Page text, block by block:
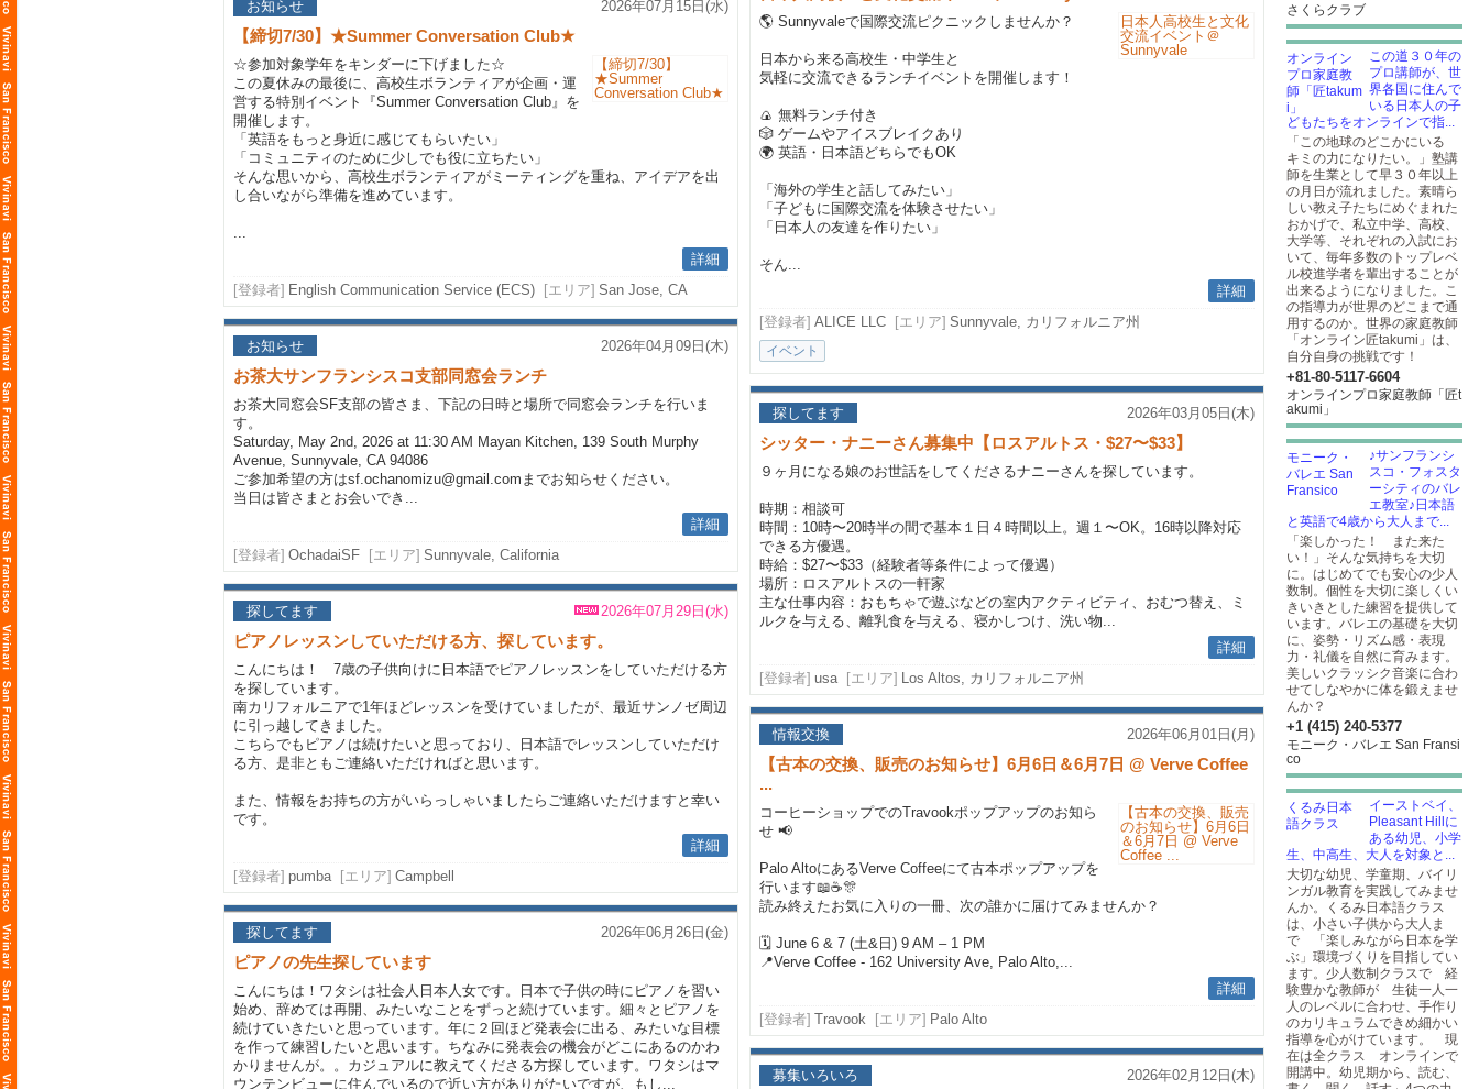
お知らせ 2026年07月15日(水)
【締切7/30】★Summer Conversation Club★
☆参加対象学年をキンダーに下げました☆
この夏休みの最後に、高校生ボランティアが企画・運
営する特別イベント『Summer Conversation Club』を
開催します。
「英語をもっと身近に感じてもらいたい」
「コミュニティのために少しでも役に立ちたい」
そんな思いから、高校生ボランティアがミーティングを重ね、アイデアを出
し合いながら準備を進めています。
...
詳細
[登録者] English Communication Service (ECS) [エリア] San Jose, CA
お知らせ 2026年04月09日(木)
お茶大サンフランシスコ支部同窓会ランチ
お茶大同窓会SF支部の皆さま、下記の日時と場所で同窓会ランチを行いま
す。
Saturday, May 2nd, 2026 at 11:30 AM Mayan Kitchen, 139 South Murphy
Avenue, Sunnyvale, CA 94086
ご参加希望の方はsf.ochanomizu@gmail.comまでお知らせください。
当日は皆さまとお会いでき...
詳細
[登録者] OchadaiSF [エリア] Sunnyvale, California
探してます 2026年07月29日(水)
ピアノレッスンしていただける方、探しています。
こんにちは！ 7歳の子供向けに日本語でピアノレッスンをしていただける方
を探しています。
南カリフォルニアで1年ほどレッスンを受けていましたが、最近サンノゼ周辺
に引っ越してきました。
こちらでもピアノは続けたいと思っており、日本語でレッスンしていただけ
る方、是非ともご連絡いただければと思います。
また、情報をお持ちの方がいらっしゃいましたらご連絡いただけますと幸い
です。
詳細
[登録者] pumba [エリア] Campbell
探してます 2026年06月26日(金)
ピアノの先生探しています
こんにちは！ワタシは社会人日本人女です。日本で子供の時にピアノを習い
始め、辞めては再開、みたいなことをずっと続けています。細々とピアノを
続けていきたいと思っています。年に２回ほど発表会に出る、みたいな目標
を作って練習したいと思います。ちなみに発表会の機会がどこにあるのかわ
かりませんが。。カジュアルに教えてくださる方探しています。ワタシはマ
ウンテンビューに住んでいるので近い方がありがたいですが、もし...
🌎 Sunnyvaleで国際交流ピクニックしませんか？
日本から来る高校生・中学生と
気軽に交流できるランチイベントを開催します！
🍙 無料ランチ付き
🎲 ゲームやアイスブレイクあり
🌍 英語・日本語どちらでもOK
「海外の学生と話してみたい」
「子どもに国際交流を体験させたい」
「日本人の友達を作りたい」
そん...
詳細
[登録者] ALICE LLC [エリア] Sunnyvale, カリフォルニア州
イベント
探してます 2026年03月05日(木)
シッター・ナニーさん募集中【ロスアルトス・$27〜$33】
９ヶ月になる娘のお世話をしてくださるナニーさんを探しています。
時期：相談可
時間：10時〜20時半の間で基本１日４時間以上。週１〜OK。16時以降対応
できる方優遇。
時給：$27〜$33（経験者等条件によって優遇）
場所：ロスアルトスの一軒家
主な仕事内容：おもちゃで遊ぶなどの室内アクティビティ、おむつ替え、ミ
ルクを与える、離乳食を与える、寝かしつけ、洗い物...
詳細
[登録者] usa [エリア] Los Altos, カリフォルニア州
情報交換 2026年06月01日(月)
【古本の交換、販売のお知らせ】6月6日＆6月7日 @ Verve Coffee
...
コーヒーショップでのTravookポップアップのお知ら
せ 📢
Palo AltoにあるVerve Coffeeにて古本ポップアップを
行います📖☕🎊
読み終えたお気に入りの一冊、次の誰かに届けてみませんか？
🗓 June 6 & 7 (土&日) 9 AM – 1 PM
📍Verve Coffee - 162 University Ave, Palo Alto,...
詳細
[登録者] Travook [エリア] Palo Alto
募集いろいろ 2026年02月12日(木)
さくらクラブ
この道３０年の
プロ講師が、世
界各国に住んで
いる日本人の子
どもたちをオンラインで指...
「この地球のどこかにいる
キミの力になりたい。」塾講
師を生業として早３０年以上
の月日が流れました。素晴ら
しい教え子たちにめぐまれた
おかげで、私立中学、高校、
大学等、それぞれの入試にお
いて、毎年多数のトップレベ
ル校進学者を輩出することが
出来るようになりました。こ
の指導力が世界のどこまで通
用するのか。世界の家庭教師
「オンライン匠takumi」は、
自分自身の挑戦です！
+81-80-5117-6604
オンラインプロ家庭教師「匠t
akumi」
♪サンフランシ
スコ・フォスタ
ーシティのバレ
エ教室♪日本語
と英語で4歳から大人まで...
「楽しかった！ また来た
い！」そんな気持ちを大切
に。はじめてでも安心の少人
数制。個性を大切に楽しくい
きいきとした練習を提供して
います。バレエの基礎を大切
に、姿勢・リズム感・表現
力・礼儀を自然に育みます。
美しいクラッシク音楽に合わ
せてしなやかに体を鍛えませ
んか？
+1 (415) 240-5377
モニーク・バレエ San Fransi
co
イーストベイ、
Pleasant Hillに
ある幼児、小学
生、中高生、大人を対象と...
大切な幼児、学童期、バイリ
ンガル教育を実践してみませ
んか。くるみ日本語クラス
は、小さい子供から大人ま
で 「楽しみながら日本を学
ぶ」環境づくりを目指してい
ます。少人数制クラスで 経
験豊かな教師が 生徒一人一
人のレベルに合わせ、手作り
のカリキュラムできめ細かい
指導を心がけています。 現
在は全クラス オンラインで
開講中。幼児期から、読む、